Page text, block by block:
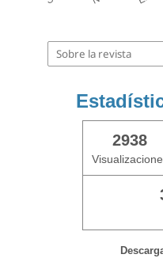
Sobre la revista
2938